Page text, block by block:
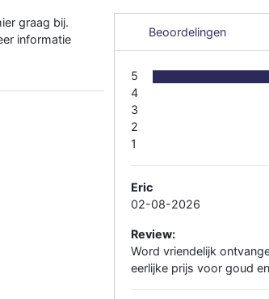
graag bij.
informatie
Beoordelingen
5
4
3
2
1
Eric
02-08-2026
Review:
Word vriendelijk
eerlijke prijs voor goud